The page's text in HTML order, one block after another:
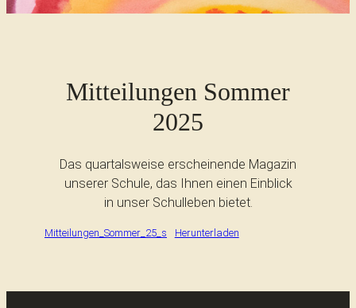
Mitteilungen Sommer
2025
Das quartalsweise erscheinende Magazin
unserer Schule, das Ihnen einen Einblick
in unser Schulleben bietet.
Mitteilungen_Sommer_25_s Herunterladen